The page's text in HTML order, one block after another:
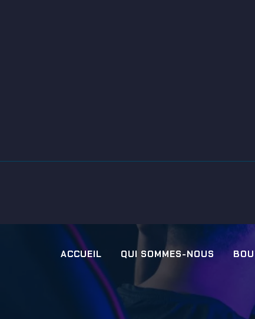
ACCUEIL QUI SOMMES-NOUS